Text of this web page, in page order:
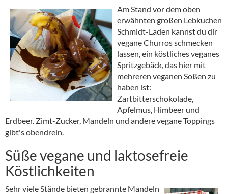
AmStand vor dem oben
erwähnten großen Lebkuchen
Schmidt-Laden kannst du dir
vegane Churros schmecken
lassen, ein köstliches veganes
Spritzgebäck, das hier mit
mehreren veganen Soßen zu
haben ist:
Zartbitterschokolade,
Apfelmus, Himbeer und
Erdbeer. Zimt-Zucker, Mandeln und andere vegane Toppings
gibt's obendrein.
Süße vegane und laktosefreie
Köstlichkeiten
Sehr viele Stände bieten gebrannte Mandeln